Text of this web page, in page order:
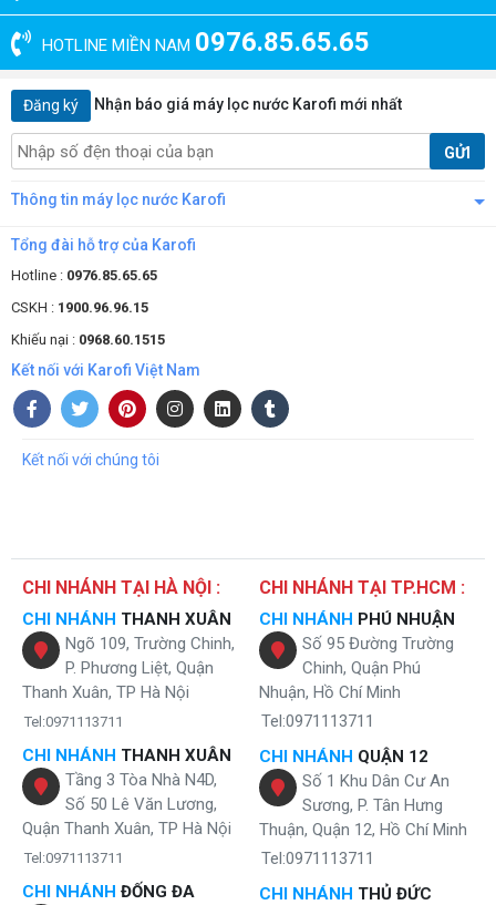
HOTLINE MIỀN NAM 0976.85.65.65
Đăng ký Nhận báo giá máy lọc nước Karofi mới nhất
GỬI
Thông tin máy lọc nước Karofi
Tổng đài hỗ trợ của Karofi
Hotline : 0976.85.65.65
CSKH : 1900.96.96.15
Khiếu nại : 0968.60.1515
Kết nối với Karofi Việt Nam
Kết nối với chúng tôi
CHI NHÁNH TẠI HÀ NỘI :
CHI NHÁNH THANH XUÂN
Ngõ 109, Trường Chinh,
P. Phương Liệt, Quận
Thanh Xuân, TP Hà Nội
Tel:0971113711
CHI NHÁNH THANH XUÂN
Tầng 3 Tòa Nhà N4D,
Số 50 Lê Văn Lương,
Quận Thanh Xuân, TP Hà Nội
Tel:0971113711
CHI NHÁNH ĐỐNG ĐA
CHI NHÁNH TẠI TP.HCM :
CHI NHÁNH PHÚ NHUẬN
Số 95 Đường Trường
Chinh, Quận Phú
Nhuận, Hồ Chí Minh
Tel:0971113711
CHI NHÁNH QUẬN 12
Số 1 Khu Dân Cư An
Sương, P. Tân Hưng
Thuận, Quận 12, Hồ Chí Minh
Tel:0971113711
CHI NHÁNH THỦ ĐỨC